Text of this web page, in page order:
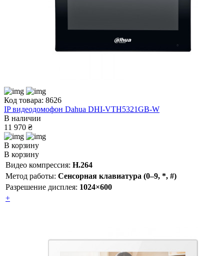
Код товара: 8626
IP видеодомофон Dahua DHI-VTH5321GB-W
В наличии
11 970 ₴
В корзину
В корзину
Видео компрессия: H.264
Метод работы: Сенсорная клавиатура (0–9, *, #)
Разрешение дисплея: 1024×600
+